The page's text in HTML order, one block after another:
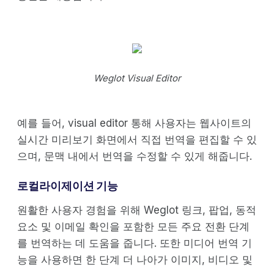
Weglot Visual Editor
예를 들어, visual editor 통해 사용자는 웹사이트의
실시간 미리보기 화면에서 직접 번역을 편집할 수 있
으며, 문맥 내에서 번역을 수정할 수 있게 해줍니다.
로컬라이제이션 기능
원활한 사용자 경험을 위해 Weglot 링크, 팝업, 동적
요소 및 이메일 확인을 포함한 모든 주요 전환 단계
를 번역하는 데 도움을 줍니다. 또한 미디어 번역 기
능을 사용하면 한 단계 더 나아가 이미지, 비디오 및